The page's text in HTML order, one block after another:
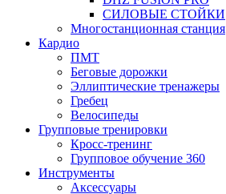
СИЛОВЫЕ СТОЙКИ
Многостанционная станция
Кардио
ПМТ
Беговые дорожки
Эллиптические тренажеры
Гребец
Велосипеды
Групповые тренировки
Кросс-тренинг
Групповое обучение 360
Инструменты
Аксессуары